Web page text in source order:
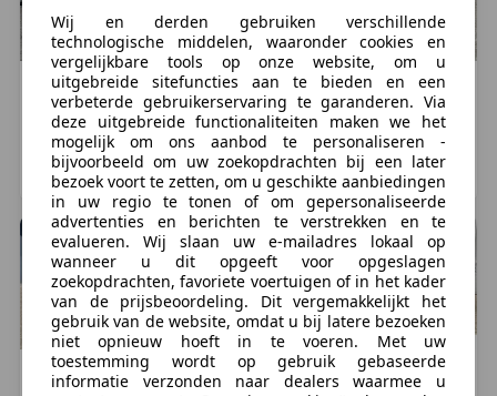
Energielabel:
Staat
Aantal sleutels:2 (2 handzenders)
Financiële informatie
BTW/marge:BTW niet verrekenbaar voor
ondernemers (margeregeling)
Motorrijtuigenbelasting: geen
Productveiligheid
Fabrikant: Welmans Automobielen B.V. Baarnsche dijk
3 3741LN BAARN, NL 035-3031383
http://www.welmansautomobielen.nl
VolvoXC90
€ 19.950
137.768 km, 04/2007
BAARN, NL
Volvo XC90
€ 17.950
138.310 km, 03/2007
BAARN, NL
VolvoXC90 VolvoXC90
Wij en derden gebruiken verschillende
technologische middelen, waaronder cookies en
vergelijkbare tools op onze website, om u
uitgebreide sitefuncties aan te bieden en een
verbeterde gebruikerservaring te garanderen. Via
deze uitgebreide functionaliteiten maken we het
mogelijk om ons aanbod te personaliseren -
bijvoorbeeld om uw zoekopdrachten bij een later
bezoek voort te zetten, om u geschikte aanbiedingen
in uw regio te tonen of om gepersonaliseerde
advertenties en berichten te verstrekken en te
evalueren. Wij slaan uw e-mailadres lokaal op
wanneer u dit opgeeft voor opgeslagen
zoekopdrachten, favoriete voertuigen of in het kader
van de prijsbeoordeling. Dit vergemakkelijkt het
gebruik van de website, omdat u bij latere bezoeken
niet opnieuw hoeft in te voeren. Met uw
toestemming wordt op gebruik gebaseerde
informatie verzonden naar dealers waarmee u